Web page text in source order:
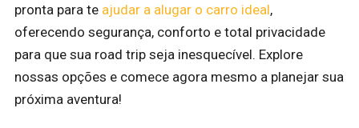
pronta para te ajudar a alugar o carro ideal,
oferecendo segurança, conforto e total privacidade
para que sua road trip seja inesquecível. Explore
nossas opções e comece agora mesmo a planejar sua
próxima aventura!